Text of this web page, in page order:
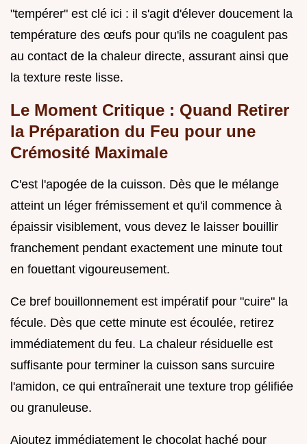
"tempérer" est clé ici : il s'agit d'élever doucement la
température des œufs pour qu'ils ne coagulent pas
au contact de la chaleur directe, assurant ainsi que
la texture reste lisse.
Le Moment Critique : Quand Retirer
la Préparation du Feu pour une
Crémosité Maximale
C'est l'apogée de la cuisson. Dès que le mélange
atteint un léger frémissement et qu'il commence à
épaissir visiblement, vous devez le laisser bouillir
franchement pendant exactement une minute tout
en fouettant vigoureusement.
Ce bref bouillonnement est impératif pour "cuire" la
fécule. Dès que cette minute est écoulée, retirez
immédiatement du feu. La chaleur résiduelle est
suffisante pour terminer la cuisson sans surcuire
l'amidon, ce qui entraînerait une texture trop gélifiée
ou granuleuse.
Ajoutez immédiatement le chocolat haché pour